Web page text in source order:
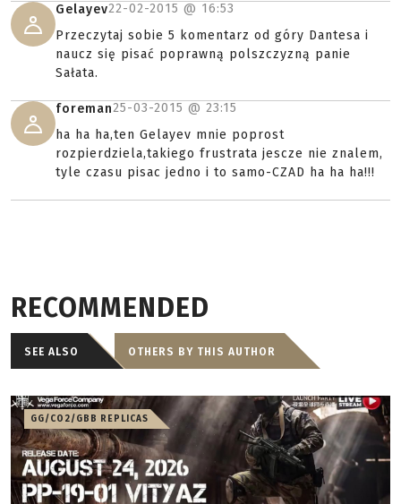
Gelayev22-02-2015 @ 16:53
Przeczytaj sobie 5 komentarz od góry Dantesa i
naucz się pisać poprawną polszczyzną panie
Sałata.
foreman25-03-2015 @ 23:15
ha ha ha,ten Gelayev mnie poprost
rozpierdziela,takiego frustrata jescze nie znalem,
tyle czasu pisac jedno i to samo-CZAD ha ha ha!!!
RECOMMENDED
SEE ALSO OTHERS BY THIS AUTHOR
GG/CO2/GBB REPLICAS